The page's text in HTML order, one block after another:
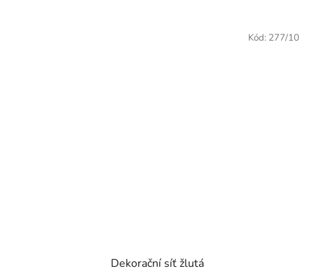
Dekorační síť žlutá
Kód: 277/10